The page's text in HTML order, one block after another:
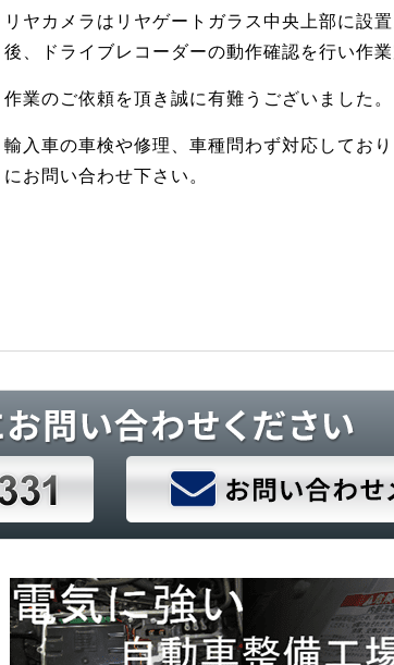
リヤカメラはリヤゲートガラス中央上部に設
後、ドライブレコーダーの動作確認を行い作業
作業のご依頼を頂き誠に有難うございました。
輸入車の車検や修理、車種問わず対応してお
にお問い合わせ下さい。